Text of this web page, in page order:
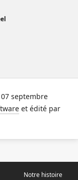
septembre
et édité par
Notre histoire